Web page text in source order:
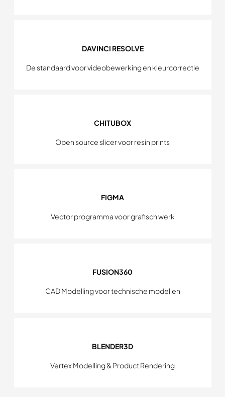
DAVINCI RESOLVE
De standaard voor videobewerking en kleurcorrectie
CHITUBOX
Open source slicer voor resin prints
FIGMA
Vector programma voor grafisch werk
FUSION360
CAD Modelling voor technische modellen
BLENDER3D
Vertex Modelling & Product Rendering